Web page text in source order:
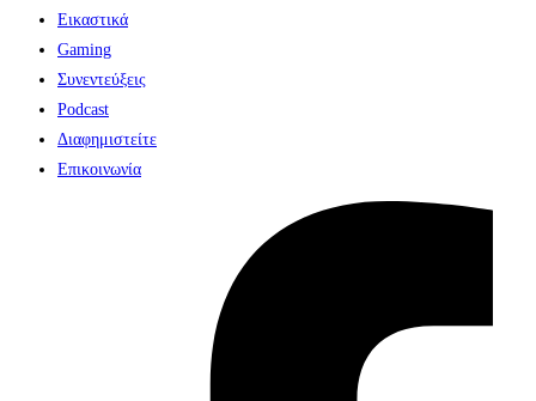
Εικαστικά
Gaming
Συνεντεύξεις
Podcast
Διαφημιστείτε
Επικοινωνία